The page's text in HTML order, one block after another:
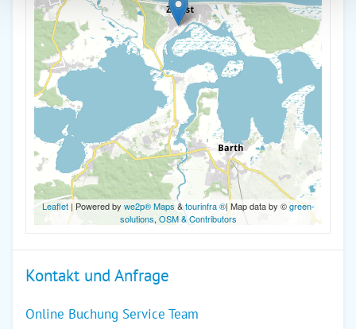
Leaflet| Powered by we2p® Maps &tourinfra ®| Map data by ©green-
solutions, OSM & Contributors
Kontakt und Anfrage
Online Buchung Service Team